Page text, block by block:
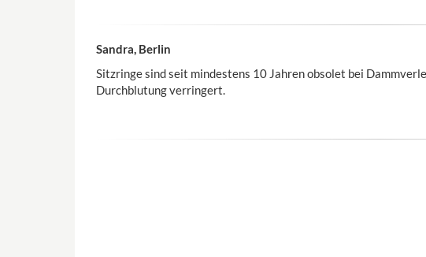
Sandra, Berlin
Sitzringe sind seit mindestens 10 Jahren obsolet bei
Durchblutung verringert.